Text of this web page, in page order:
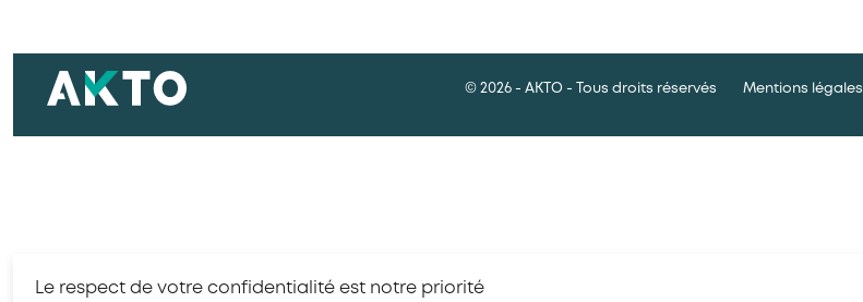
© 2026 - AKTO - Tous droits réservés Mentions légales
Le respect de votre confidentialité est notre priorité